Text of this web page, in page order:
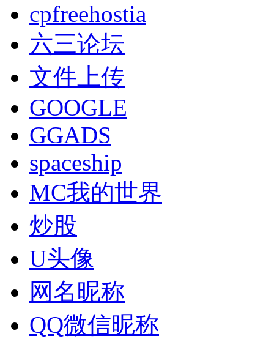
cpfreehostia
六三论坛
文件上传
GOOGLE
GGADS
spaceship
MC我的世界
炒股
U头像
网名昵称
QQ微信昵称